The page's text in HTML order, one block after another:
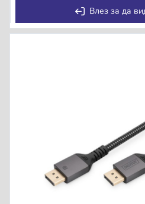
Влез за да